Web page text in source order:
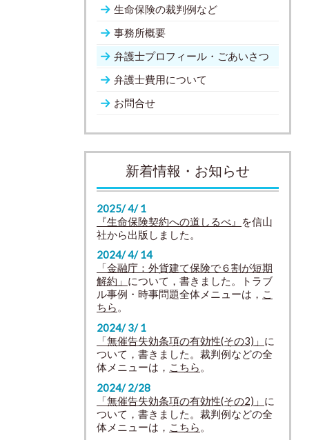
生命保険の裁判例など
事務所概要
弁護士プロフィール・ごあいさつ
弁護士費用について
お問合せ
新着情報・お知らせ
2025/ 4/ 1
『生命保険契約への道しるべ』
を信山
社から出版しました。
2024/ 4/ 14
「金融庁：外貨建て保険で６割が短期
解約」 について，書きました。トラブ
ル事例・時事問題全体メニューは， こ
ちら 。
2024/ 3/ 1
「無催告失効条項の有効性(その3)」 に
ついて，書きました。裁判例などの全
体メニューは， こちら 。
2024/ 2/28
「無催告失効条項の有効性(その2)」 に
ついて，書きました。裁判例などの全
体メニューは，
こちら